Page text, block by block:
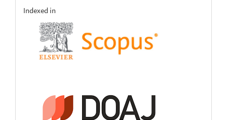
indexing
Indexed in